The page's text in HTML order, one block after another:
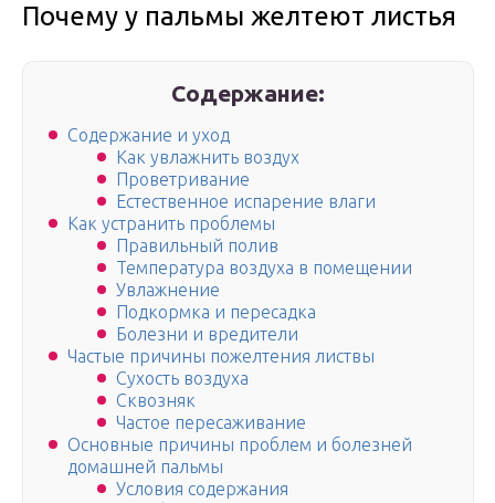
Почему у пальмы желтеют листья
Содержание:
Содержание и уход
Как увлажнить воздух
Проветривание
Естественное испарение влаги
Как устранить проблемы
Правильный полив
Температура воздуха в помещении
Увлажнение
Подкормка и пересадка
Болезни и вредители
Частые причины пожелтения листвы
Сухость воздуха
Сквозняк
Частое пересаживание
Основные причины проблем и болезней
домашней пальмы
Условия содержания